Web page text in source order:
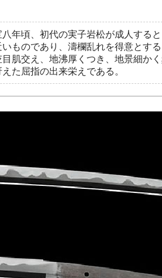
年頃、初代の実子岩松が成人する
ものであり、濤欄乱れを得意とす
肌交え、地沸厚くつき、地景細か
た屈指の出来栄えである。